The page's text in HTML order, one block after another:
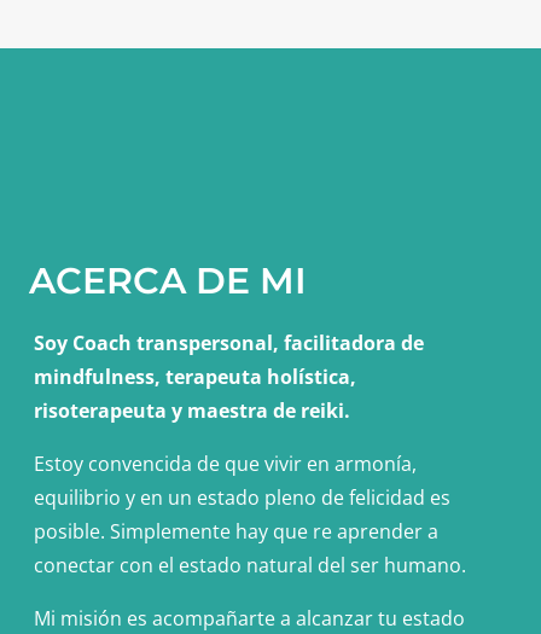
ACERCA DE MI
Soy Coach transpersonal, facilitadora de
mindfulness, terapeuta holística,
risoterapeuta y maestra de reiki.
Estoy convencida de que vivir en armonía,
equilibrio y en un estado pleno de felicidad es
posible. Simplemente hay que re aprender a
conectar con el estado natural del ser humano.
Mi misión es acompañarte a alcanzar tu estado